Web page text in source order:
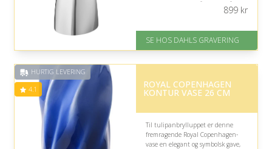
varigt minde, der både kan stå
skulpturelt alene og fyldes med
På lager
Levering: 2-3 dage
Gratis fragt
på 4.8 ud af 5
899kr
SE HOS DAHLS GRAVERING
HURTIG LEVERING
4.1 ROYAL COPENHAGEN
KONTUR VASE 26 CM
Til tulipanbrylluppet er denne
fremragende Royal Copenhagen-
vase en elegant og symbolsk gave,